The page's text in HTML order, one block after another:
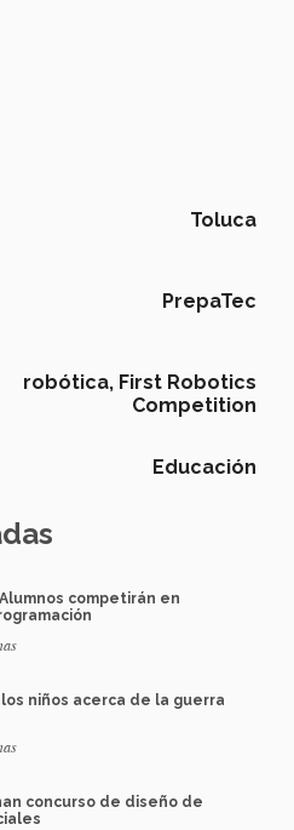
Toluca
PrepaTec
robótica, First Robotics
Competition
Educación
competirán en
los niños acerca de la guerra
concurso de diseño de